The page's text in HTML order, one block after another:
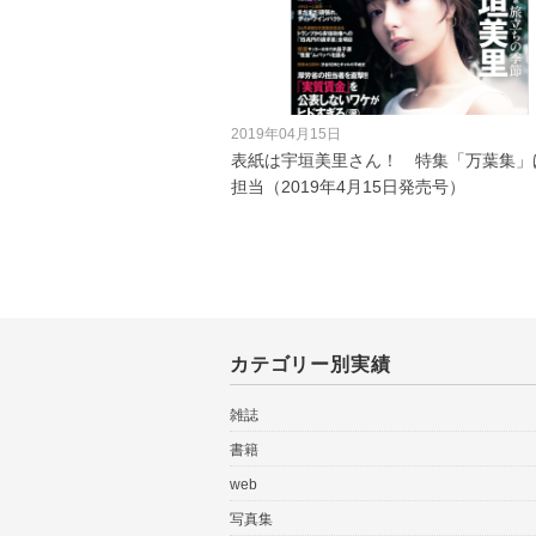
2019年04月15日
表紙は宇垣美里さん！ 特集「万葉集」
担当（2019年4月15日発売号）
カテゴリー別実績
雑誌
書籍
web
写真集